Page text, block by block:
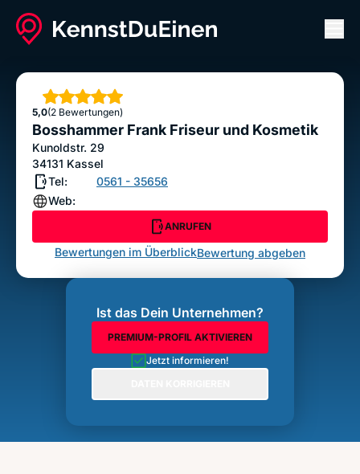
Bosshammer Frank Friseur und Kosmetik
5,0
Sterne
(2 Bewertungen)
Bosshammer Frank Friseur und Kosmetik
Kunoldstr. 29
34131 Kassel
Tel:
0561 - 35656
Web:
ANRUFEN
Bewertungen im ÜberblickBewertung abgeben
Ist das Dein Unternehmen?
PREMIUM-PROFIL AKTIVIEREN
Jetzt informieren!